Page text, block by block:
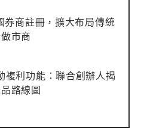
商註冊，擴大布局傳統
市商
利功能：聯合創辦人揭
路線圖